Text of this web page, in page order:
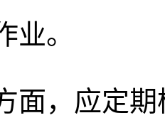
业。
面，应定